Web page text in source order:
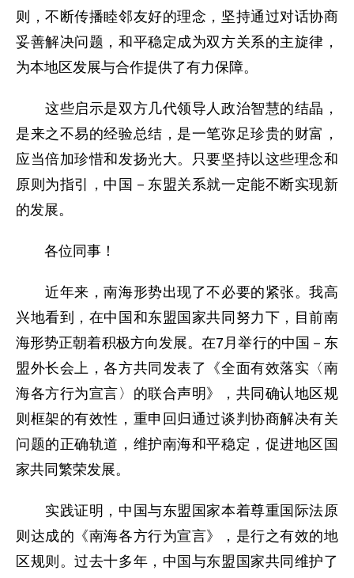
则，不断传播睦邻友好的理念，坚持通过对话协商
妥善解决问题，和平稳定成为双方关系的主旋律，
为本地区发展与合作提供了有力保障。
这些启示是双方几代领导人政治智慧的结晶，
是来之不易的经验总结，是一笔弥足珍贵的财富，
应当倍加珍惜和发扬光大。只要坚持以这些理念和
原则为指引，中国－东盟关系就一定能不断实现新
的发展。
各位同事！
近年来，南海形势出现了不必要的紧张。我高
兴地看到，在中国和东盟国家共同努力下，目前南
海形势正朝着积极方向发展。在7月举行的中国－东
盟外长会上，各方共同发表了《全面有效落实〈南
海各方行为宣言〉的联合声明》，共同确认地区规
则框架的有效性，重申回归通过谈判协商解决有关
问题的正确轨道，维护南海和平稳定，促进地区国
家共同繁荣发展。
实践证明，中国与东盟国家本着尊重国际法原
则达成的《南海各方行为宣言》，是行之有效的地
区规则。过去十多年，中国与东盟国家共同维护了